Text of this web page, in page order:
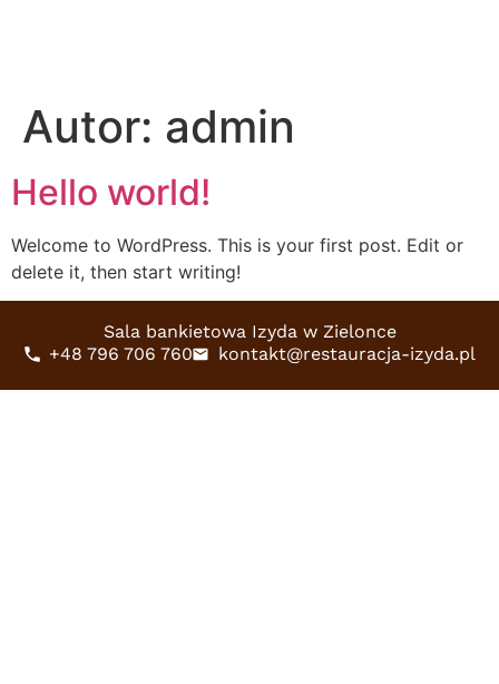
Autor: admin
Hello world!
Welcome to WordPress. This is your first post. Edit or
delete it, then start writing!
Sala bankietowa Izyda w Zielonce
+48 796 706 760
kontakt@restauracja-izyda.pl